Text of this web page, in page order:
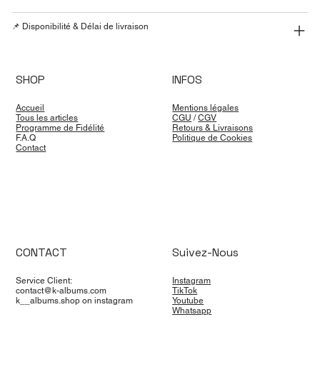
📌 Disponibilité & Délai de livraison
SHOP
Accueil
Tous les articles
Programme de Fidélité
F.A.Q
Contact
INFOS
Mentions légales
CGU /CGV
Retours & Livraisons
Politique de Cookies
CONTACT
Service Client:
contact@k-albums.com
k__albums.shop on instagram
Suivez-Nous
Instagram
TikTok
Youtube
Whatsapp